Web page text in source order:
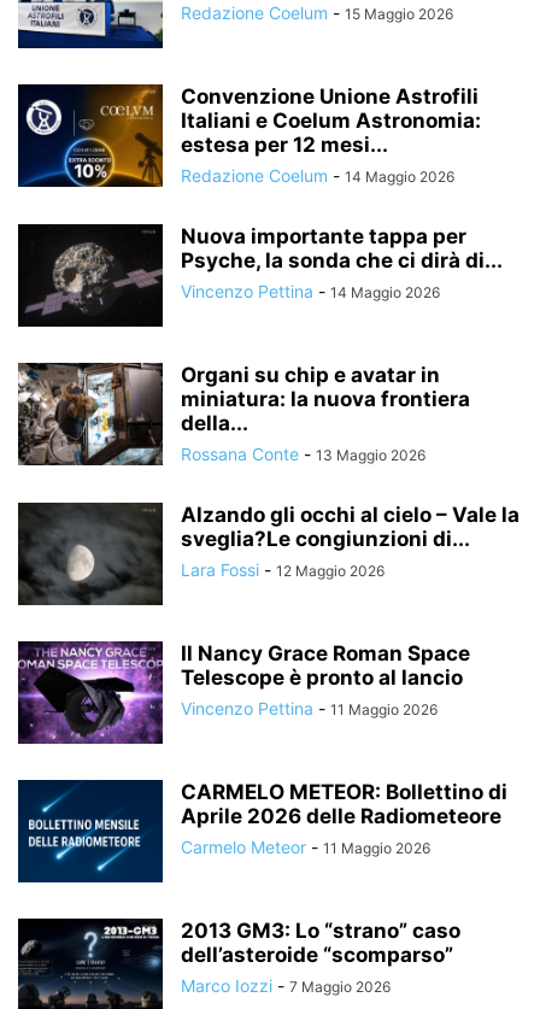
Redazione Coelum - 15 Maggio 2026
Convenzione Unione Astrofili
Italiani e Coelum Astronomia:
estesa per 12 mesi...
Redazione Coelum - 14 Maggio 2026
Nuova importante tappa per
Psyche, la sonda che ci dirà di...
Vincenzo Pettina - 14 Maggio 2026
Organi su chip e avatar in
miniatura: la nuova frontiera
della...
Rossana Conte - 13 Maggio 2026
Alzando gli occhi al cielo – Vale la
sveglia?Le congiunzioni di...
Lara Fossi - 12 Maggio 2026
Il Nancy Grace Roman Space
Telescope è pronto al lancio
Vincenzo Pettina - 11 Maggio 2026
CARMELO METEOR: Bollettino di
Aprile 2026 delle Radiometeore
Carmelo Meteor - 11 Maggio 2026
2013 GM3: Lo “strano” caso
dell’asteroide “scomparso”
Marco Iozzi - 7 Maggio 2026